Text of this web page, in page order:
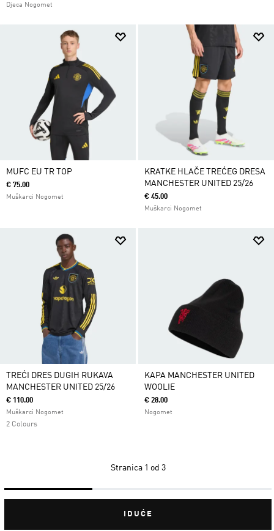
Djeca Nogomet
MUFC EU TR TOP
€ 75.00
Muškarci Nogomet
KRATKE HLAČE TREĆEG DRESA
MANCHESTER UNITED 25/26
€ 45.00
Muškarci Nogomet
TREĆI DRES DUGIH RUKAVA
MANCHESTER UNITED 25/26
€ 110.00
Muškarci Nogomet
2 Colours
KAPA MANCHESTER UNITED
WOOLIE
€ 28.00
Nogomet
Stranica 1 od 3
IDUĆE